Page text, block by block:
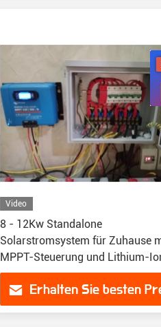
Video
8 - 12Kw Standalone
Solarstromsystem für Zuhause
MPPT-Steuerung und Lithium-
Batterie
Erhalten Sie besten